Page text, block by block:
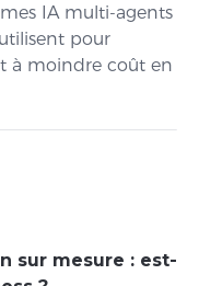
IA multi-agents
pour
à moindre coût en
sur mesure : est-